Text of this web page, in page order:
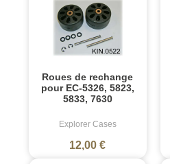
Roues de rechange
pour EC-5326, 5823,
5833, 7630
Explorer Cases
12,00 €